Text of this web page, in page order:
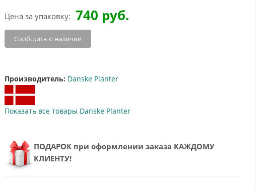
Цена за упаковку: 740 руб.
Сообщить о наличии
Производитель: Danske Planter
Показать все товары Danske Planter
ПОДАРОК при оформлении заказа КАЖДОМУ
КЛИЕНТУ!